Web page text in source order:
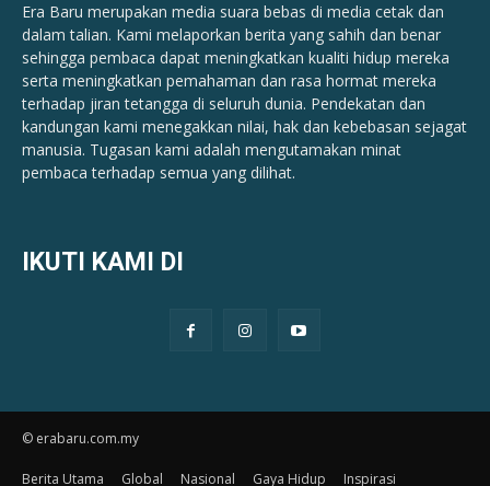
Era Baru merupakan media suara bebas di media cetak dan
dalam talian. Kami melaporkan berita yang sahih dan benar ​​
sehingga pembaca dapat meningkatkan kualiti hidup mereka
serta meningkatkan pemahaman dan rasa hormat mereka
terhadap jiran tetangga di seluruh dunia. Pendekatan dan
kandungan kami menegakkan nilai, hak dan kebebasan sejagat
manusia. Tugasan kami adalah mengutamakan minat
pembaca terhadap semua yang dilihat.
IKUTI KAMI DI
© erabaru.com.my
Berita Utama Global Nasional Gaya Hidup Inspirasi